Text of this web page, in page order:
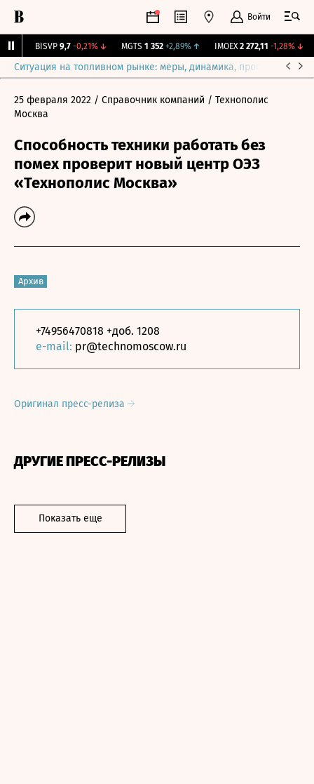
Войти
BISVP 9,7 -0,21% ↓ MGTS 1 352 +2,89%↑ IMOEX 2 272,11 -1,28% ↓
Ситуация на топливном рынке: меры, динамика, прогнозы
25 февраля 2022 / Справочник компаний / Технополис
Москва
Способность техники работать без
помех проверит новый центр ОЭЗ
«Технополис Москва»
Архив
+74956470818 +доб. 1208
e-mail: pr@technomoscow.ru
Оригинал пресс-релиза
ДРУГИЕ ПРЕСС-РЕЛИЗЫ
Показать еще